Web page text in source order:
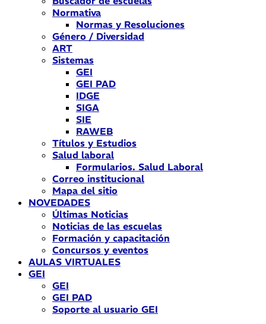
Normativa
Normas y Resoluciones
Género / Diversidad
ART
Sistemas
GEI
GEI PAD
IDGE
SIGA
SIE
RAWEB
Títulos y Estudios
Salud laboral
Formularios. Salud Laboral
Correo institucional
Mapa del sitio
NOVEDADES
Últimas Noticias
Noticias de las escuelas
Formación y capacitación
Concursos y eventos
AULAS VIRTUALES
GEI
GEI
GEI PAD
Soporte al usuario GEI